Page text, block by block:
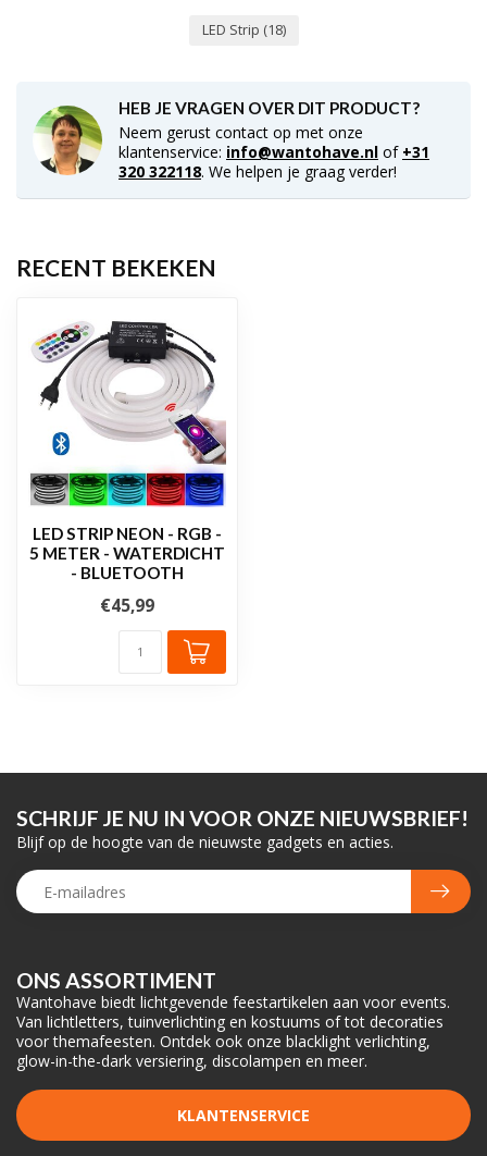
LED Strip (18)
HEB JE VRAGEN OVER DIT PRODUCT?
Neem gerust contact op met onze
klantenservice: info@wantohave.nl of +31
320 322118. We helpen je graag verder!
RECENT BEKEKEN
LED STRIP NEON - RGB -
5 METER - WATERDICHT
- BLUETOOTH
€45,99
ONS ASSORTIMENT
Wantohave biedt lichtgevende feestartikelen aan voor events.
Van lichtletters, tuinverlichting en kostuums of tot decoraties
voor themafeesten. Ontdek ook onze blacklight verlichting,
glow-in-the-dark versiering, discolampen en meer.
KLANTENSERVICE
SCHRIJF JE NU IN VOOR ONZE NIEUWSBRIEF!
Blijf op de hoogte van de nieuwste gadgets en acties.